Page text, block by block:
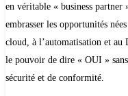
en véritable « business partner
embrasser les opportunités
cloud, à l’automatisation et
le pouvoir de dire « OUI »
sécurité et de conformité.